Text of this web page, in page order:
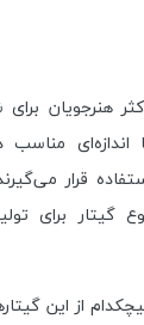
هنرجویان
مناسب
قرار
گیتار برای
از این